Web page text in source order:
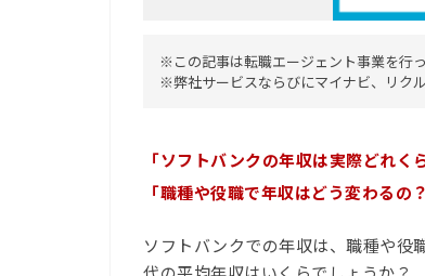
※この記事は転職エージェント事業を行
※弊社サービスならびにマイナビ、リク
「ソフトバンクの年収は実際どれく
「職種や役職で年収はどう変わるの？
ソフトバンクでの年収は、職種や役